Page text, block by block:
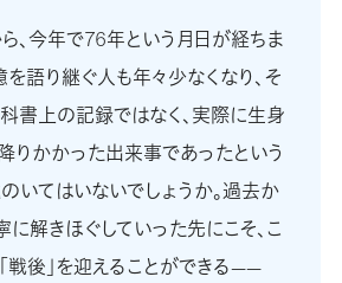
、今年で76年という月日が経ちま
語り継ぐ人も年々少なくなり、そ
書上の記録ではなく、実際に生身
りかかった出来事であったという
いてはいないでしょうか。過去か
解きほぐしていった先にこそ、こ
戦後」を迎えることができる——